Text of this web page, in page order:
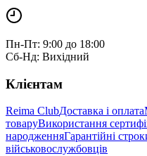
Пн-Пт: 9:00 до 18:00
Сб-Нд: Вихідний
Клієнтам
Reima ClubДоставка і оплата
товаруВикористання
народженняГарантійні
військовослужбовців